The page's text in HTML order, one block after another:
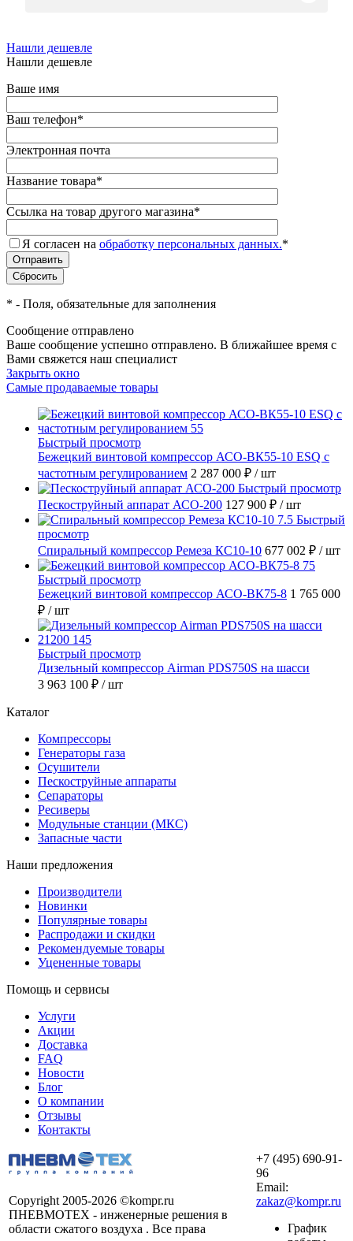
Нашли дешевле
Нашли дешевле
Ваше имя
Ваш телефон*
Электронная почта
Название товара*
Ссылка на товар другого магазина*
Я согласен на обработку персональных данных.*
* - Поля, обязательные для заполнения
Сообщение отправлено
Ваше сообщение успешно отправлено. В ближайшее время с
Вами свяжется наш специалист
Закрыть окно
Самые продаваемые товары
Быстрый просмотр
Бежецкий винтовой компрессор АСО-ВК55-10 ESQ с
частотным регулированием 2 287 000 ₽ / шт
Быстрый просмотр
Пескоструйный аппарат АСО-200 127 900 ₽ / шт
Быстрый
просмотр
Спиральный компрессор Ремеза КС10-10 677 002 ₽ / шт
Быстрый просмотр
Бежецкий винтовой компрессор АСО-ВК75-8 1 765 000
₽ / шт
Быстрый просмотр
Дизельный компрессор Airman PDS750S на шасси
3 963 100 ₽ / шт
Каталог
Компрессоры
Генераторы газа
Осушители
Пескоструйные аппараты
Сепараторы
Ресиверы
Модульные станции (МКС)
Запасные части
Наши предложения
Производители
Новинки
Популярные товары
Распродажи и скидки
Рекомендуемые товары
Уцененные товары
Помощь и сервисы
Услуги
Акции
Доставка
FAQ
Новости
Блог
О компании
Отзывы
Контакты
Copyright 2005-2026 ©kompr.ru
ПНЕВМОТЕХ - инженерные решения в
области сжатого воздуха . Все права
+7 (495) 690-91-
96
Email:
zakaz@kompr.ru
График